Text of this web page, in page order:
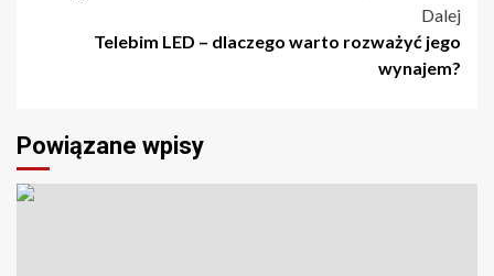
Dalej
Telebim LED – dlaczego warto rozważyć jego
wynajem?
Powiązane wpisy